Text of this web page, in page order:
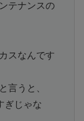
テナンスの
スなんです
言うと、
ぎじゃな